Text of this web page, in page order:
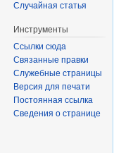
Случайная статья
Инструменты
Ссылки сюда
Связанные правки
Служебные страницы
Версия для печати
Постоянная ссылка
Сведения о странице